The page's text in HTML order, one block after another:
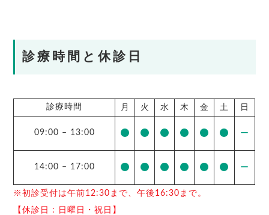
診療時間と休診日
診療時間 月 火 水 木 金 土 日
09:00 – 13:00 ー
14:00 – 17:00 ー
※初診受付は午前12:30まで、午後16:30まで。
【休診日 : 日曜日・祝日】